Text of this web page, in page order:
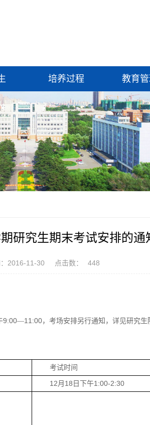
培养过程 教育
研究生期末考试安排的通
2016-11-30 点击数： 448
9:00—11:00，考场安排另行通知，详见研究生
考试时间
12月 18 日下午1:00-2:30